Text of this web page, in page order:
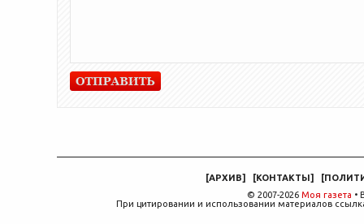
[АРХИВ] [КОНТАКТЫ] [
© 2007-2026 Моя газета •
При цитировании и использовании материалов